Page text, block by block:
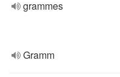
grammes
Gramm